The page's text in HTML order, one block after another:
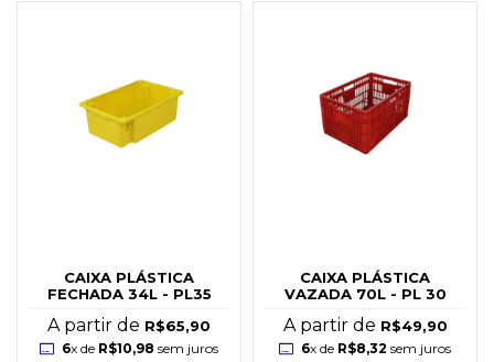
CAIXA PLÁSTICA
FECHADA 34L - PL35
A partir de R$65,90
6x de R$10,98 sem juros
CAIXA PLÁSTICA
VAZADA 70L - PL 30
A partir de R$49,90
6x de R$8,32 sem juros